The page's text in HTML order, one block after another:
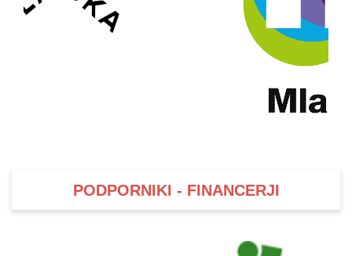
PODPORNIKI - FINANCERJI